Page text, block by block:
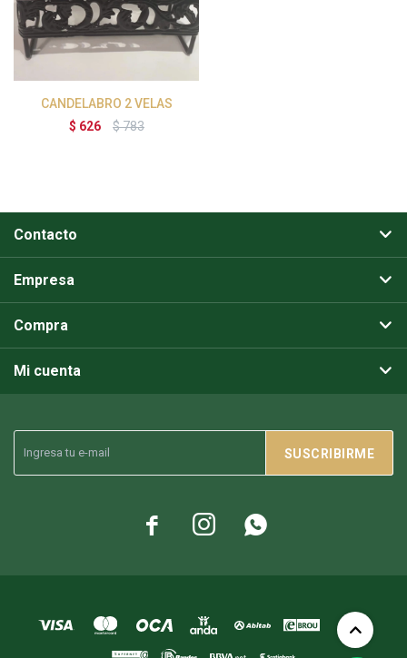
CANDELABRO 2 VELAS
$ 626 $783
SUSCRIBIRME
  
Contacto
Empresa
Compra
Mi cuenta